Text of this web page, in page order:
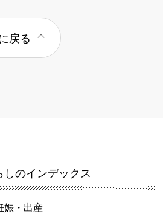
戻る
しのインデックス
娠・出産